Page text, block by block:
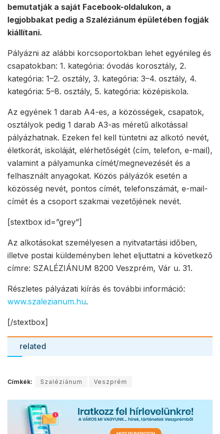
bemutatják a saját Facebook-oldalukon, a
legjobbakat pedig a Szaléziánum épületében fogják
kiállítani.
Pályázni az alábbi korcsoportokban lehet egyénileg és
csapatokban: 1. kategória: óvodás korosztály, 2.
kategória: 1–2. osztály, 3. kategória: 3–4. osztály, 4.
kategória: 5–8. osztály, 5. kategória: középiskola.
Az egyének 1 darab A4-es, a közösségek, csapatok,
osztályok pedig 1 darab A3-as méretű alkotással
pályázhatnak. Ezeken fel kell tüntetni az alkotó nevét,
életkorát, iskoláját, elérhetőségét (cím, telefon, e-mail),
valamint a pályamunka címét/megnevezését és a
felhasznált anyagokat. Közös pályázók esetén a
közösség nevét, pontos címét, telefonszámát, e-mail-
címét és a csoport szakmai vezetőjének nevét.
[stextbox id=”grey”]
Az alkotásokat személyesen a nyitvatartási időben,
illetve postai küldeményben lehet eljuttatni a következő
címre: SZALÉZIÁNUM 8200 Veszprém, Vár u. 31.
Részletes pályázati kiírás és további információ:
www.szalezianum.hu.
[/stextbox]
related
Címkék: Szaléziánum Veszprém